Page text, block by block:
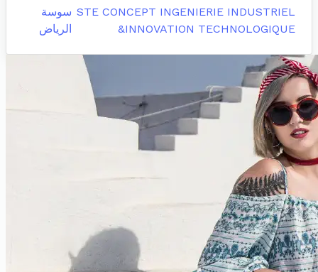
STE CONCEPT INGENIERIE INDUSTRIEL
&INNOVATION TECHNOLOGIQUE
سوسة
الرياض